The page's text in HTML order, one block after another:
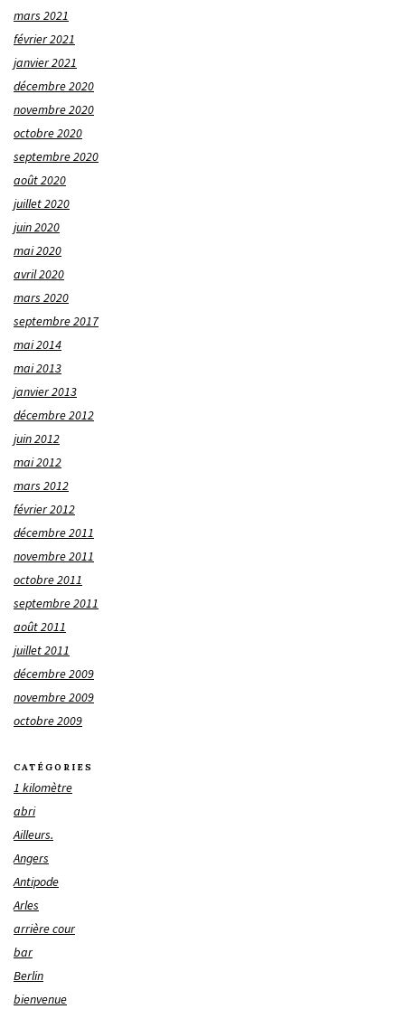
mars 2021
février 2021
janvier 2021
décembre 2020
novembre 2020
octobre 2020
septembre 2020
août 2020
juillet 2020
juin 2020
mai 2020
avril 2020
mars 2020
septembre 2017
mai 2014
mai 2013
janvier 2013
décembre 2012
juin 2012
mai 2012
mars 2012
février 2012
décembre 2011
novembre 2011
octobre 2011
septembre 2011
août 2011
juillet 2011
décembre 2009
novembre 2009
octobre 2009
CATÉGORIES
1 kilomètre
abri
Ailleurs.
Angers
Antipode
Arles
arrière cour
bar
Berlin
bienvenue